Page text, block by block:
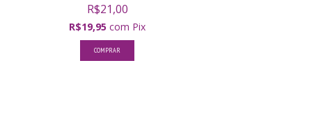
R$21,00
R$19,95 com Pix